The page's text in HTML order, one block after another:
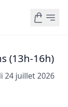
(13h-16h)
24 juillet 2026